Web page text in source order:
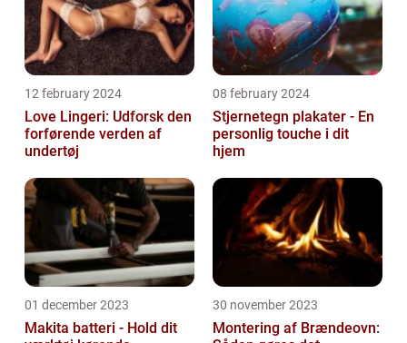
12 february 2024
Love Lingeri: Udforsk den
forførende verden af
undertøj
08 february 2024
Stjernetegn plakater - En
personlig touche i dit
hjem
01 december 2023
Makita batteri - Hold dit
30 november 2023
Montering af Brændeovn: